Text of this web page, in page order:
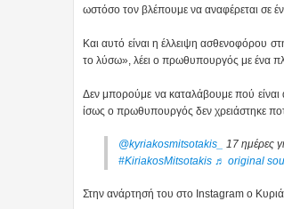
ωστόσο τον βλέπουμε να αναφέρεται σε
Και αυτό είναι η έλλειψη ασθενοφόρου
το λύσω», λέει ο πρωθυπουργός με ένα
Δεν μπορούμε να καταλάβουμε πού είναι
ίσως ο πρωθυπουργός δεν χρειάστηκε
@kyriakosmitsotakis_ 17 ημέρες
#KiriakosMitsotakis ♬ original
Στην ανάρτησή του στο Instagram ο